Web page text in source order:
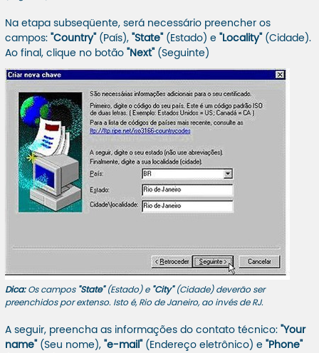
Na etapa subseqüente, será necessário preencher os
campos: "Country" (País), "State" (Estado) e "Locality" (Cidade).
Ao final, clique no botão
"Next" (Seguinte)
Dica:Os campos "State"(Estado) e "City"(Cidade) deverão ser
preenchidos por extenso. Isto é, Rio de Janeiro, ao invés de RJ.
A seguir, preencha as informações do contato técnico:
"Your
name"
(Seu nome), "e-mail" (Endereço eletrônico) e
"Phone"